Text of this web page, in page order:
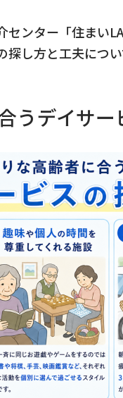
ンター「住まい
し方と工夫につい
うデイサ